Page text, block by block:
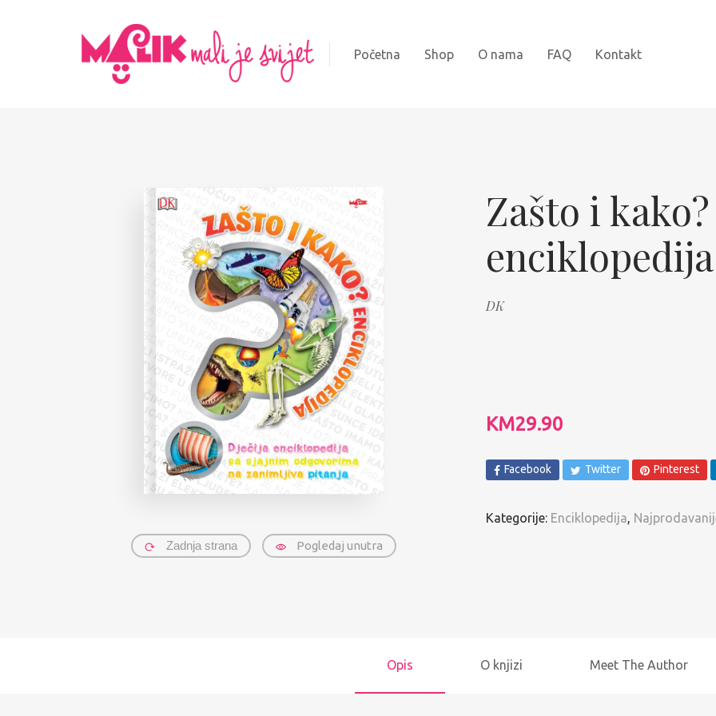
Početna Shop
Kartonske slikovnice
Najprodavanije
O nama FAQ Kontakt
Zadnja strana Pogledaj unutra
Zašto i
enciklopedija
DK
KM29.90
Facebook Twitter Pinterest
Kategorije: Enciklopedija
Opis O knjizi Meet The Author